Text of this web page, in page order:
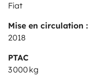
Fiat
Mise en circulation :
2018
PTAC
3 000 kg